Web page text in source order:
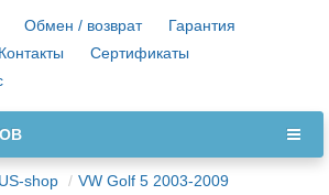
Обмен / возврат
Гарантия
Контакты
Сертификаты
shop
VW Golf 5 2003-2009